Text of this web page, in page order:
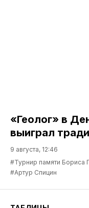
«Геолог» в
выиграл
9 августа, 12:46
#Турнир памяти Бориса
#Артур Спицин